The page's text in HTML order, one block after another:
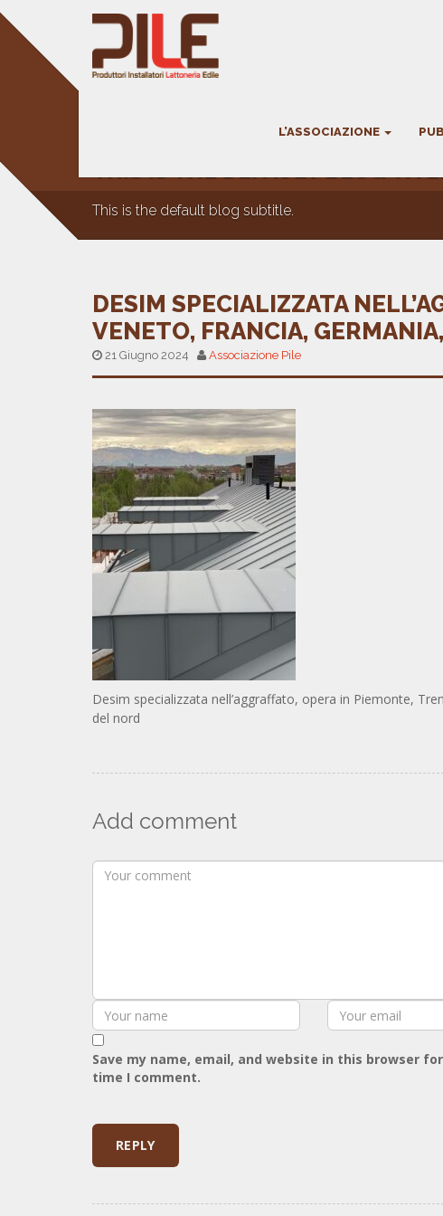
L’ASSOCIAZIONE
This is the default blog subtitle.
DESIM SPECIALIZZATA
VENETO, FRANCIA,
21 Giugno 2024 Associazione Pile
Desim specializzata nell’aggraffato, opera in Piemonte,
del nord
Add comment
Save my name, email, and website in this browser
time I comment.